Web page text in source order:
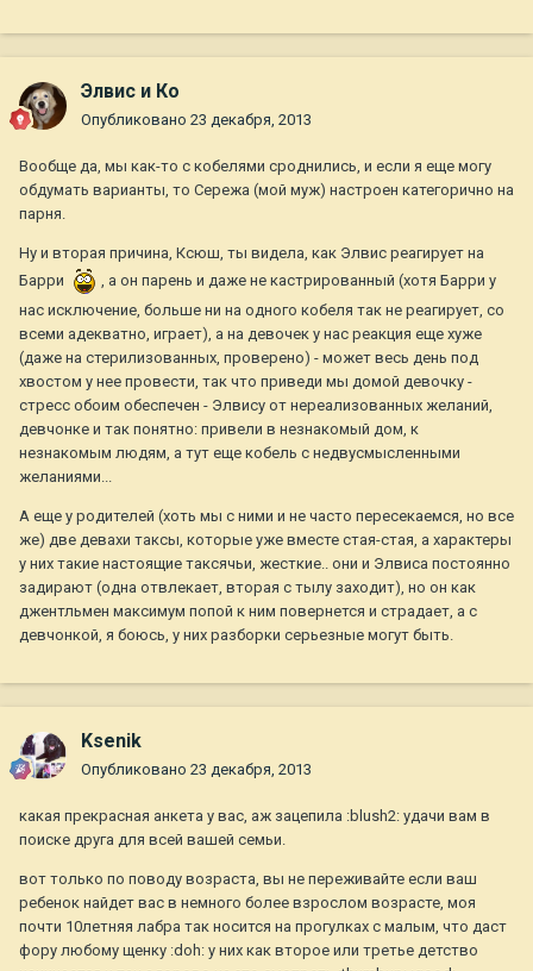
Элвис и Ко
Опубликовано 23 декабря, 2013
Вообще да, мы как-то с кобелями сроднились, и если я еще могу
обдумать варианты, то Сережа (мой муж) настроен категорично на
парня.
Ну и вторая причина, Ксюш, ты видела, как Элвис реагирует на
Барри
, а он парень и даже не кастрированный (хотя Барри у
нас исключение, больше ни на одного кобеля так не реагирует, со
всеми адекватно, играет), а на девочек у нас реакция еще хуже
(даже на стерилизованных, проверено) - может весь день под
хвостом у нее провести, так что приведи мы домой девочку -
стресс обоим обеспечен - Элвису от нереализованных желаний,
девчонке и так понятно: привели в незнакомый дом, к
незнакомым людям, а тут еще кобель с недвусмысленными
желаниями...
А еще у родителей (хоть мы с ними и не часто пересекаемся, но все
же) две девахи таксы, которые уже вместе стая-стая, а характеры
у них такие настоящие таксячьи, жесткие.. они и Элвиса постоянно
задирают (одна отвлекает, вторая с тылу заходит), но он как
джентльмен максимум попой к ним повернется и страдает, а с
девчонкой, я боюсь, у них разборки серьезные могут быть.
Ksenik
Опубликовано 23 декабря, 2013
какая прекрасная анкета у вас, аж зацепила :blush2: удачи вам в
поиске друга для всей вашей семьи.
вот только по поводу возраста, вы не переживайте если ваш
ребенок найдет вас в немного более взрослом возрасте, моя
почти 10летняя лабра так носится на прогулках с малым, что даст
фору любому щенку :doh: у них как второе или третье детство